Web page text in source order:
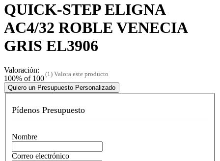
QUICK-STEP ELIGNA
AC4/32 ROBLE VENECIA
GRIS EL3906
Valoración:
100% of 100
(1) Valora este producto
Quiero un Presupuesto Personalizado
Pídenos Presupuesto
Nombre
Correo electrónico